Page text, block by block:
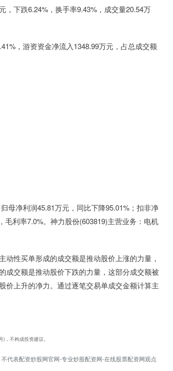
，下跌6.24%，换手率9.43%，成交量20.54万
，游资资金净流入1348.99万元，占总成交额
母净利润45.81万元，同比下降95.01%；扣非净
毛利率7.0%。神力股份(603819)主营业务：电机
性买单形成的成交额是推动股价上涨的力量，
成交额是推动股价下跌的力量，这部分成交额被
价上升的净力。通过逐笔交易单成交金额计算主
不构成投资建议。
代表配资炒股网官网-专业炒股配资网-在线股票配资网观点